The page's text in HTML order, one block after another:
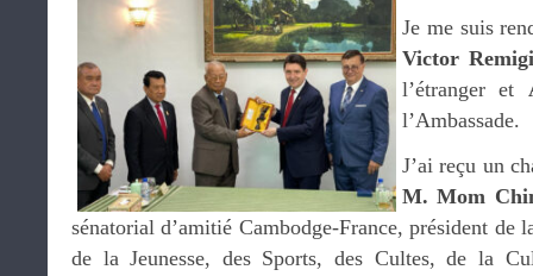
Je me suis
Victor
l’étranger et
l’Ambassade.
J’ai reçu un
M. Mom
sénatorial d’amitié Cambodge-France, président de
de la Jeunesse, des Sports, des Cultes, de la